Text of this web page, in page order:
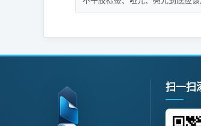
扫一扫